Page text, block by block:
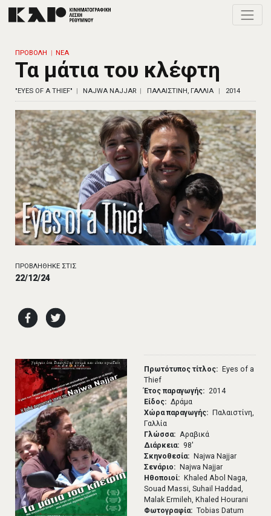
ΠΡΟΒΟΛΗ ΝΕΑ
Τα μάτια του κλέφτη
"EYES OF A THIEF" NAJWA NAJJAR ΠΑΛΑΙΣΤΙΝΗ, ΓΑΛΛΙΑ 2014
Πρωτότυπος τίτλος
Eyes of a
Thief
Έτος παραγωγής
2014
Είδος
Δράμα
Χώρα παραγωγής
Παλαιστίνη,
Γαλλία
Γλώσσα
Αραβικά
Διάρκεια
98′
Σκηνοθεσία
Najwa Najjar
Σενάριο
Najwa Najjar
Ηθοποιοί
Khaled Abol Naga,
Souad Massi, Suhail Haddad,
Malak Ermileh, Khaled Hourani
Φωτογραφία
Tobias Datum
ΠΡΟΒΛΗΘΗΚΕ ΣΤΙΣ
22/12/24